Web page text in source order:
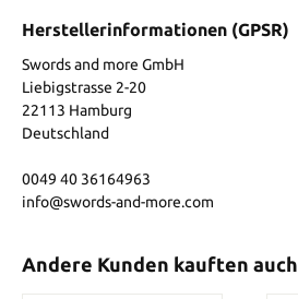
Herstellerinformationen (GPSR)
Swords and more GmbH
Liebigstrasse 2-20
22113 Hamburg
Deutschland
0049 40 36164963
info@swords-and-more.com
Andere Kunden kauften auch